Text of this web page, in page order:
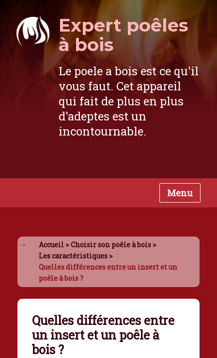
Menu
Expert poêles
à bois
Le poele a bois est ce qu'il
vous faut. Cet appareil
qui fait de plus en plus
d'adeptes est un
incontournable.
Accueil>Choisir son poêle à bois>
Les caractéristiques>
Quelles différences entre un insert et un
poêle à bois ?
Quelles différences entre
un insert et un poêle à
bois ?